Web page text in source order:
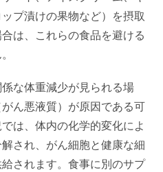
プ漬けの果物など）を摂取
は、これらの食品を避ける
な体重減少が見られる場
ん悪液質）が原因である可
は、体内の化学的変化によ
され、がん細胞と健康な細
されます。食事に別のサプ